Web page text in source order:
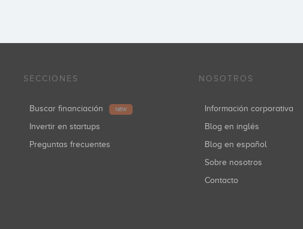
SECCIONES
Buscar financiación NEW
Invertir en startups
Preguntas frecuentes
NOSOTROS
Información corporativa
Blog en inglés
Blog en español
Sobre nosotros
Contacto